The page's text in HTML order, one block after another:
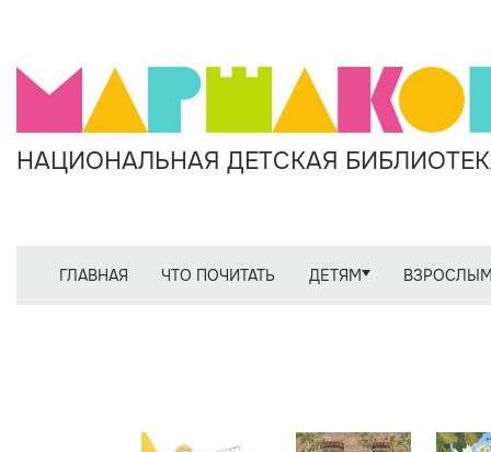
НАЦИОНАЛЬНАЯ ДЕТСКАЯ
ГЛАВНАЯ ЧТО ПОЧИТАТЬ ДЕТЯМ